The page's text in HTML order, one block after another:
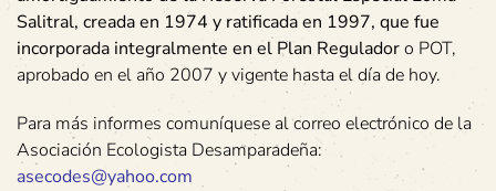
Salitral, creada en 1974 y ratificada en 1997, que fue
incorporada integralmente en el Plan Reguladoro POT,
aprobado en el año 2007 y vigente hasta el día de hoy.
Para más informes comuníquese al correo electrónico de la
Asociación Ecologista Desamparadeña:
asecodes@yahoo.com